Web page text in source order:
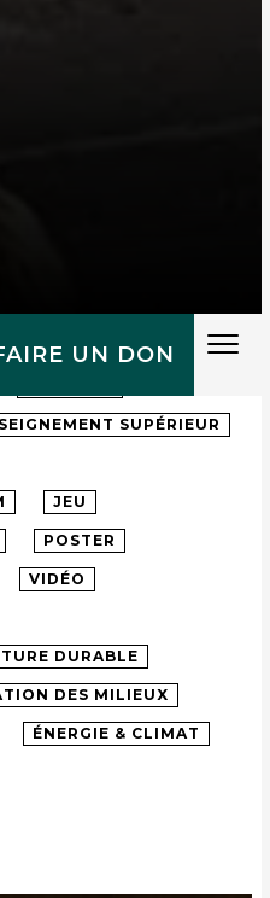
UN DON
SUPÉRIEUR
JEU
POSTER
VIDÉO
DURABLE
DES MILIEUX
ÉNERGIE & CLIMAT